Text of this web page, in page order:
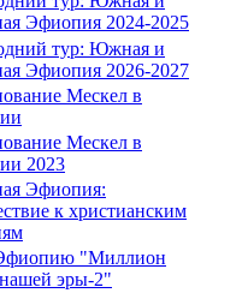
Эфиопия 2024-2025
тур: Южная и
Эфиопия 2026-2027
Мескел в
Мескел в
2023
Эфиопия:
к христианским
"Миллион
эры-2"